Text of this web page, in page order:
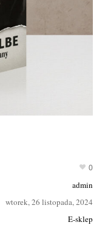
0
admin
wtorek, 26 listopada, 2024
E-sklep